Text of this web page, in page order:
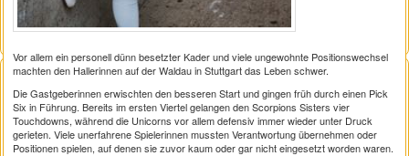
Vor allem ein personell dünn besetzter Kader und viele ungewohnte Positionswechsel
machten den Hallerinnen auf der Waldau in Stuttgart das Leben schwer.
Die Gastgeberinnen erwischten den besseren Start und gingen früh durch einen Pick
Six in Führung. Bereits im ersten Viertel gelangen den Scorpions Sisters vier
Touchdowns, während die Unicorns vor allem defensiv immer wieder unter Druck
gerieten. Viele unerfahrene Spielerinnen mussten Verantwortung übernehmen oder
Positionen spielen, auf denen sie zuvor kaum oder gar nicht eingesetzt worden waren.